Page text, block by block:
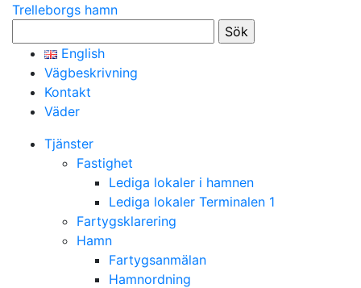
Trelleborgs hamn
efter:
English
Vägbeskrivning
Kontakt
Väder
Tjänster
Fastighet
Lediga lokaler i hamnen
Lediga lokaler Terminalen 1
Fartygsklarering
Hamn
Fartygsanmälan
Hamnordning